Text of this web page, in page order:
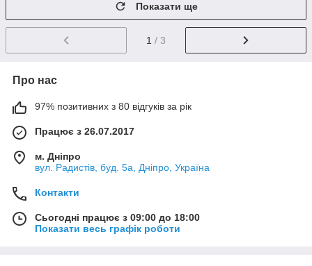
Показати ще
1 / 3
Про нас
97% позитивних з 80 відгуків за рік
Працює з 26.07.2017
м. Дніпро
вул. Радистів, буд. 5а, Дніпро, Україна
Контакти
Сьогодні працює з 09:00 до 18:00
Показати весь графік роботи